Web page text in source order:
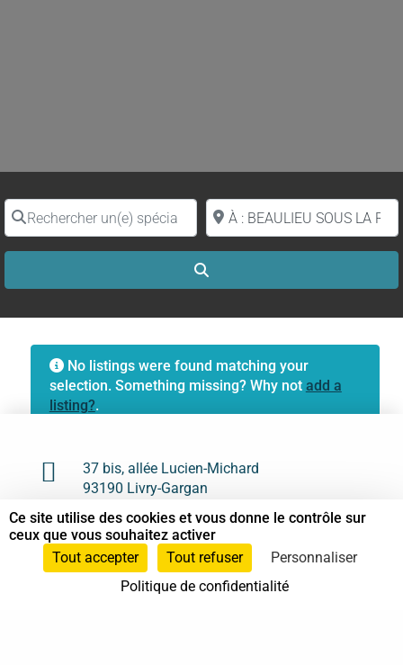
Rechercher un(e) spécialiste par nomProche de (ville ou région)
No listings were found matching your
selection. Something missing? Why not add a
listing?.

37 bis, allée Lucien-Michard
93190 Livry-Gargan
 06 61 87 28 09
 Nous contacter
Ce site utilise des cookies et vous donne le contrôle sur
ceux que vous souhaitez activer
Tout accepter
Tout refuser
Personnaliser
Politique de confidentialité